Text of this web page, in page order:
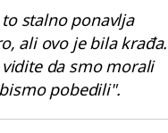
stalno ponavlja
ali ovo je bila krađa.
da smo morali
pobedili".